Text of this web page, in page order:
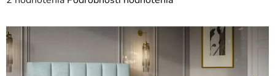
produktu
je
5,0